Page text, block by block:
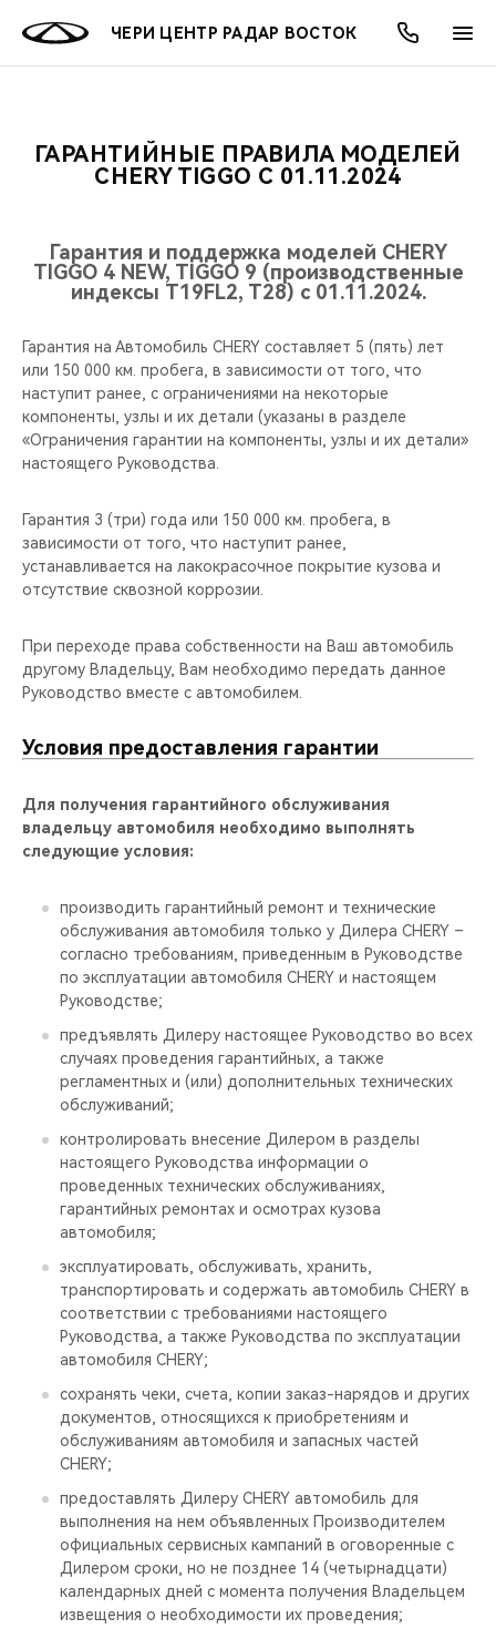
ЧЕРИ ЦЕНТР РАДАР ВОСТОК
МОДЕЛИ
КРОССОВЕРЫ
СЕДАНЫ
НОВИНКИ
ПОКУПАТЕЛЯМ
КРЕДИТ И СТРАХОВАНИЕ
ВЛАДЕЛЬЦАМ
ЗАПЧАСТИ И АКСЕССУАРЫ
МИР CHERY
О БРЕНДЕ
БЛАГОТВОРИТЕЛЬНОСТЬ
ВИДЕООБЗОРЫ
АКЦИИ
ОНЛАЙН СЕРВИСЫ
КРЕДИТ
О КОМПАНИИ
МЫ В СОЦСЕТЯХ
ГАРАНТИЙНЫЕ ПРАВИЛА МОДЕЛЕЙ
CHERY TIGGO С 01.11.2024
Гарантия и поддержка моделей CHERY
TIGGO 4 NEW, TIGGO 9 (производственные
индексы T19FL2, T28) с 01.11.2024.
Гарантия на Автомобиль CHERY составляет 5 (пять) лет
или 150 000 км. пробега, в зависимости от того, что
наступит ранее, с ограничениями на некоторые
компоненты, узлы и их детали (указаны в разделе
«Ограничения гарантии на компоненты, узлы и их детали»
настоящего Руководства.
Гарантия 3 (три) года или 150 000 км. пробега, в
зависимости от того, что наступит ранее,
устанавливается на лакокрасочное покрытие кузова и
отсутствие сквозной коррозии.
При переходе права собственности на Ваш автомобиль
другому Владельцу, Вам необходимо передать данное
Руководство вместе с автомобилем.
Условия предоставления гарантии
Для получения гарантийного обслуживания
владельцу автомобиля необходимо выполнять
следующие условия:
производить гарантийный ремонт и технические
обслуживания автомобиля только у Дилера CHERY –
согласно требованиям, приведенным в Руководстве
по эксплуатации автомобиля CHERY и настоящем
Руководстве;
предъявлять Дилеру настоящее Руководство во всех
случаях проведения гарантийных, а также
регламентных и (или) дополнительных технических
обслуживаний;
контролировать внесение Дилером в разделы
настоящего Руководства информации о
проведенных технических обслуживаниях,
гарантийных ремонтах и осмотрах кузова
автомобиля;
эксплуатировать, обслуживать, хранить,
транспортировать и содержать автомобиль CHERY в
соответствии с требованиями настоящего
Руководства, а также Руководства по эксплуатации
автомобиля CHERY;
сохранять чеки, счета, копии заказ-нарядов и других
документов, относящихся к приобретениям и
обслуживаниям автомобиля и запасных частей
CHERY;
предоставлять Дилеру CHERY автомобиль для
выполнения на нем объявленных Производителем
официальных сервисных кампаний в оговоренные с
Дилером сроки, но не позднее 14 (четырнадцати)
календарных дней с момента получения Владельцем
извещения о необходимости их проведения;